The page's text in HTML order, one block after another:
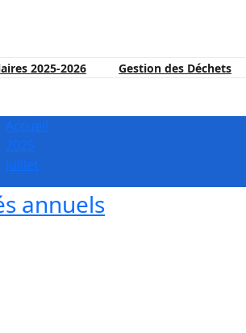
2025-2026 Gestion des Déchets
Accueil
2025
juillet
annuels